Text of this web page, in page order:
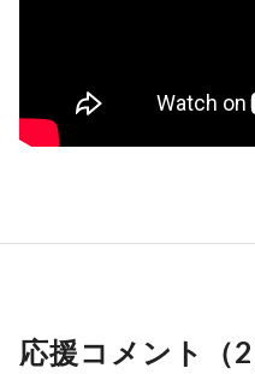
応援コメント（2